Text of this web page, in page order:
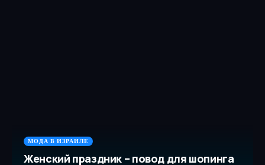
МОДА В ИЗРАИЛЕ
Женский праздник – повод для шопинга